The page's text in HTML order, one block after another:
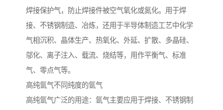
焊接保护气，防止焊接件被空气氧化或氮化。用于焊
接、不锈钢制造、冶炼，还用于半导体制造工艺中化学
气相沉积、晶体生产、热氧化、外延、扩散、多晶硅、
邬化、离子注入、载流、烧结等，用作平衡气、标准
气、零点气等。
高纯氩气不同纯度的氩气
高纯氩气广泛的用途：氩气主要应用于焊接、不锈钢制